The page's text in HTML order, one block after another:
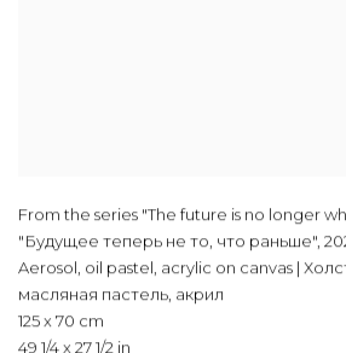
From the series "The future is no longer
"Будущее теперь не то, что раньше",
Aerosol, oil pastel, acrylic on canvas |
масляная пастель, акрил
125 x 70 cm
49 1/4 x 27 1/2 in